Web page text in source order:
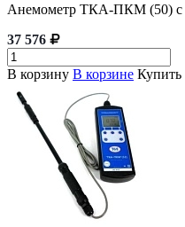
Анемометр ТКА-ПКМ (50) с
37 576
В корзину В корзине Купить